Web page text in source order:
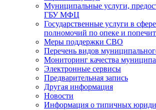
Муниципальные услуги,
ГБУ МФЦ
Государственные услуги в
полномочий по опеке и
Меры поддержки СВО
Перечень видов
Мониторинг качества
Электронные сервисы
Предварительная запись
Другая информация
Новости
Информация о типичных